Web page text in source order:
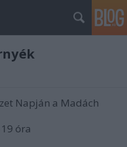
Napján a Madách
óra